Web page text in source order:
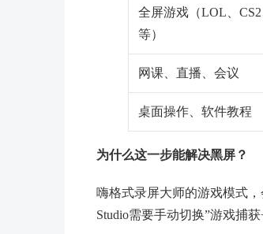
全屏游戏（LOL、
等）
网课、直播、会议
桌面操作、软件教程
为什么这一步能解决黑屏？
嗨格式录屏大师的游戏模式
Studio需要手动切换”游戏捕